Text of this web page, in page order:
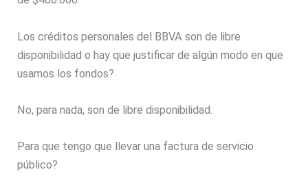
Los créditos personales del BBVA son de libre
disponibilidad o hay que justificar de algún modo en que
usamos los fondos?
No, para nada, son de libre disponibilidad.
Para que tengo que llevar una factura de servicio
público?